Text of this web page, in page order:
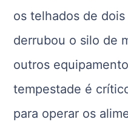
os telhados de
derrubou o silo de
outros
tempestade é
para operar os